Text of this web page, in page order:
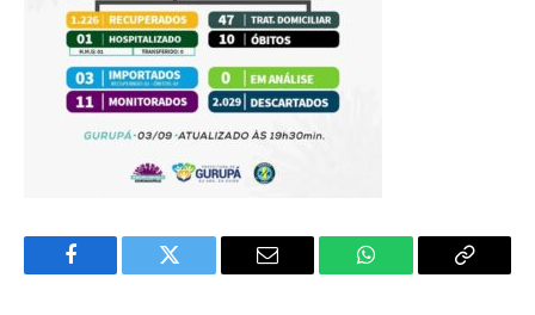
Facebook Twitter
E-
WhatsApp Copiar